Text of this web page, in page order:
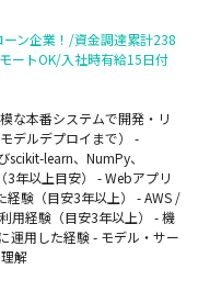
ーン企業！/資金調達累計238
ートOK/入社時有給15日付
な本番システムで開発・リ
デルデプロイまで） -
learn、NumPy、
年以上目安） - Webアプリ
経験（目安3年以上） - AWS /
用経験（目安3年以上） - 機
運用した経験 - モデル・サー
解